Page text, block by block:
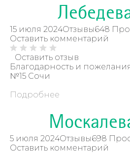
15 июля 2024Отзывы648
Оставить комментарий
Оставить отзыв
Благодарность и
№15 Сочи
Подробнее
5 июля 2024Отзывы698
Оставить комментарий